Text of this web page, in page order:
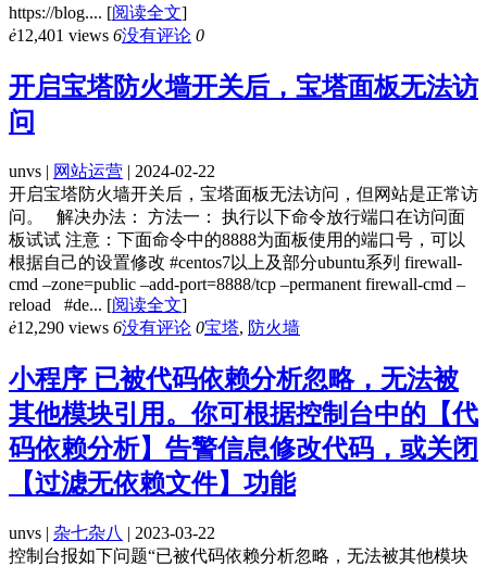
https://blog.... [阅读全文]
ė12,401 views 6没有评论 0
开启宝塔防火墙开关后，宝塔面板无法访
问
unvs | 网站运营 | 2024-02-22
开启宝塔防火墙开关后，宝塔面板无法访问，但网站是正常访
问。 解决办法： 方法一： 执行以下命令放行端口在访问面
板试试 注意：下面命令中的8888为面板使用的端口号，可以
根据自己的设置修改 #centos7以上及部分ubuntu系列 firewall-
cmd –zone=public –add-port=8888/tcp –permanent firewall-cmd –
reload #de... [阅读全文]
ė12,290 views 6没有评论 0宝塔, 防火墙
小程序 已被代码依赖分析忽略，无法被
其他模块引用。你可根据控制台中的【代
码依赖分析】告警信息修改代码，或关闭
【过滤无依赖文件】功能
unvs | 杂七杂八 | 2023-03-22
控制台报如下问题“已被代码依赖分析忽略，无法被其他模块